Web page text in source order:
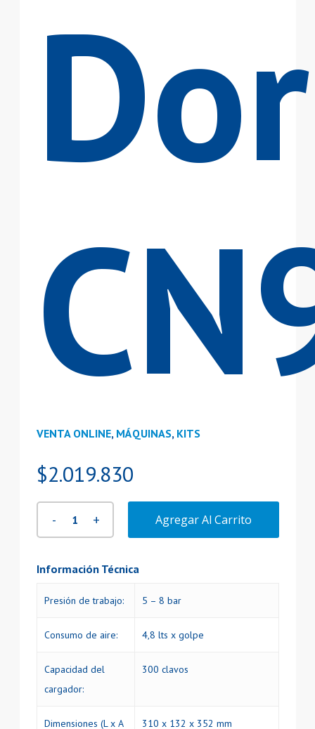
VENTA ONLINE, MÁQUINAS, KITS
$2.019.830
Agregar Al Carrito
Información Técnica
Presión de trabajo: 5 – 8 bar
Consumo de aire: 4,8 lts x golpe
Capacidad del
cargador:
300 clavos
Dimensiones (L x A
310 x 132 x 352 mm